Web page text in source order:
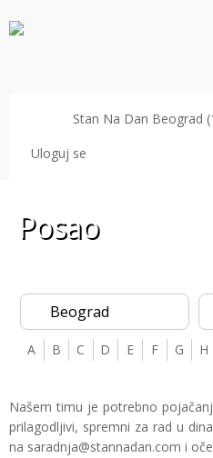
Stan Na Dan Beograd
Uloguj se
Posao
Beograd
A B C D E F G H
Našem timu je potrebno
prilagodljivi, spremni za rad u
na saradnja@stannadan.com i